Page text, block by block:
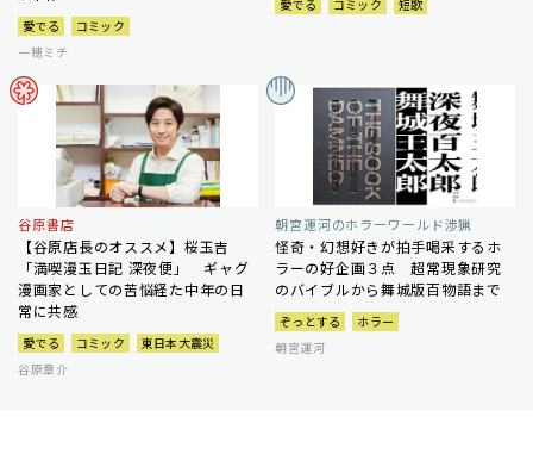
愛でる
コミック
一穂ミチ
愛でる コミック 短歌
谷原書店
【谷原店長のオススメ】桜玉吉
「満喫漫玉日記 深夜便」 ギャグ
漫画家としての苦悩経た中年の日
常に共感
愛でる コミック
東日本大震災
谷原章介
朝宮運河のホラーワールド渉猟
怪奇・幻想好きが拍手喝采するホ
ラーの好企画３点 超常現象研究
のバイブルから舞城版百物語まで
ぞっとする
ホラー
朝宮運河